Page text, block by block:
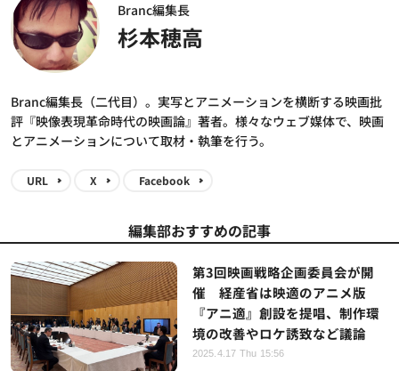
Branc編集長
杉本穂高
Branc編集長（二代目）。実写とアニメーションを横断する映画批
評『映像表現革命時代の映画論』著者。様々なウェブ媒体で、映画
とアニメーションについて取材・執筆を行う。
URL X Facebook
編集部おすすめの記事
第3回映画戦略企画委員会が開
催 経産省は映適のアニメ版
『アニ適』創設を提唱、制作環
境の改善やロケ誘致など議論
2025.4.17 Thu 15:56